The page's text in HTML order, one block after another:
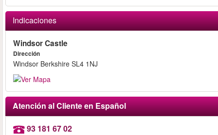
Indicaciones
Windsor Castle
Dirección
Windsor Berkshire SL4 1NJ
Atención al Cliente en Español
93 181 67 02